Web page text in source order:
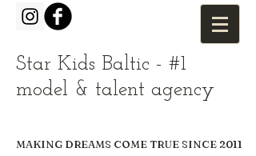
Star Kids Baltic - #1
model & talent agency
MAKING DREAMS COME TRUE SINCE 2011